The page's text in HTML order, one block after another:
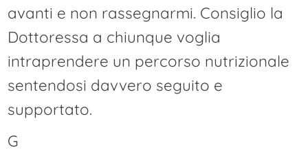
avanti e non rassegnarmi. Consiglio la
Dottoressa a chiunque voglia
intraprendere un percorso nutrizionale
sentendosi davvero seguito e
supportato.
G